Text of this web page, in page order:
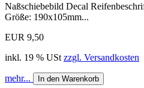
Naßschiebebild Decal
Größe: 190x105mm...
EUR 9,50
inkl. 19 % USt zzgl. Versandkosten
mehr... In den Warenkorb